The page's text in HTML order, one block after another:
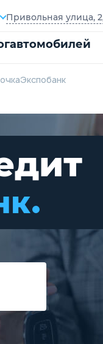
Привольная улица,
автомобилей
Экспобанк